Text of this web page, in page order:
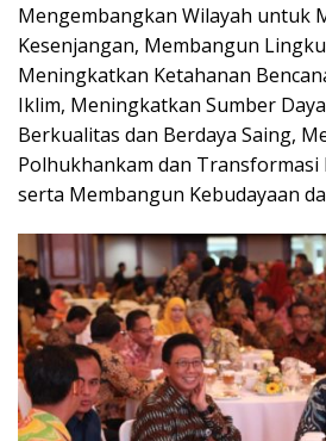
Mengembangkan Wilayah untuk
Kesenjangan, Membangun
Meningkatkan Ketahanan
Iklim, Meningkatkan Sumber
Berkualitas dan Berdaya Saing,
Polhukhankam dan Transformasi
serta Membangun Kebudayaan